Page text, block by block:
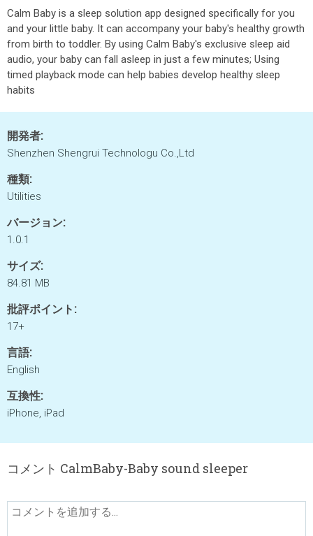
Calm Baby is a sleep solution app designed specifically for you
and your little baby. It can accompany your baby's healthy growth
from birth to toddler. By using Calm Baby's exclusive sleep aid
audio, your baby can fall asleep in just a few minutes; Using
timed playback mode can help babies develop healthy sleep
habits
開発者:
Shenzhen Shengrui Technologu Co.,Ltd
種類:
Utilities
バージョン:
1.0.1
サイズ:
84.81 MB
批評ポイント:
17+
言語:
English
互換性:
iPhone, iPad
コメント CalmBaby-Baby sound sleeper